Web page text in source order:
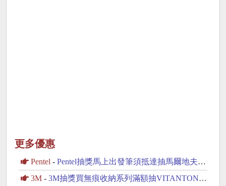
更多優惠
Pentel - Pentel抽獎馬上出發筆須抵達抽馬爾地夫雙人來回機票
3M - 3M抽獎買無痕收納系列滿額抽VITANTONIO鬆餅機